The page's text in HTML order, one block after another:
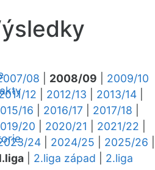
08 2008/09
2009/10
12 2012/13 2013/14
16 2016/17 2017/18
20 2020/21 2021/22
24 2024/25 2025/26
2.liga západ
2.liga